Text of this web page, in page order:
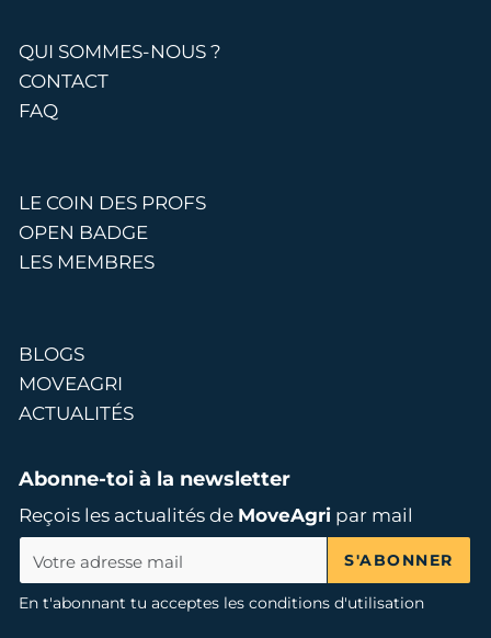
QUI SOMMES-NOUS ?
CONTACT
FAQ
LE COIN DES PROFS
OPEN BADGE
LES MEMBRES
BLOGS
MOVEAGRI
ACTUALITÉS
Abonne-toi à la newsletter
Reçois les actualités de MoveAgripar mail
S'ABONNER
En t'abonnant tu acceptes les conditions d'utilisation